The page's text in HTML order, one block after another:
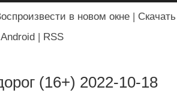
в новом окне
Скачать
Android RSS
(16+) 2022-10-18